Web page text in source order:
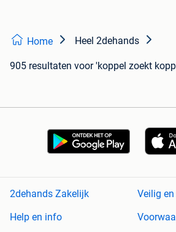
Home Heel 2dehands
905 resultaten voor 'koppel zoekt
2dehands Zakelijk
Veilig
Help en info